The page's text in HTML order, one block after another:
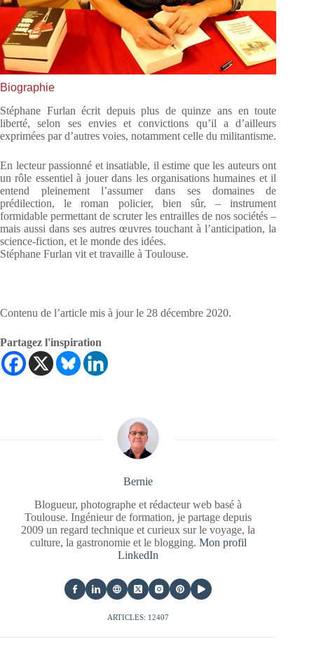
Biographie
Stéphane Furlan écrit depuis plus de quinze ans en toute
liberté, selon ses envies et convictions qu’il a d’ailleurs
exprimées par d’autres voies, notamment celle du militantisme.
En lecteur passionné et insatiable, il estime que les auteurs ont
un rôle essentiel à jouer dans les organisations humaines et il
entend pleinement l’assumer dans ses domaines de
prédilection, le roman policier, bien sûr, – instrument
formidable permettant de scruter les entrailles de nos sociétés –
mais aussi dans ses autres œuvres touchant à l’anticipation, la
science-fiction, et le monde des idées.
Stéphane Furlan vit et travaille à Toulouse.
Contenu de l’article mis à jour le 28 décembre 2020.
Partagez l'inspiration
Bernie
Blogueur, photographe et rédacteur web basé à
Toulouse. Ingénieur de formation, je partage depuis
2009 un regard technique et curieux sur le voyage, la
culture, la gastronomie et le blogging. Mon profil
LinkedIn
ARTICLES: 12407